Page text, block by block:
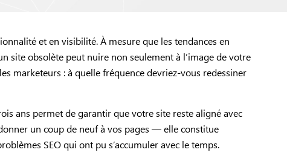
et en visibilité. À mesure que les tendances en
site obsolète peut nuire non seulement à l’image de votre
marketeurs : à quelle fréquence devriez-vous redessiner
ans permet de garantir que votre site reste aligné avec
un coup de neuf à vos pages — elle constitue
SEO qui ont pu s’accumuler avec le temps.